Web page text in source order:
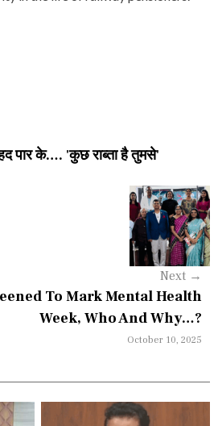
पार के…. 'कुछ राब्ता है तुमसे'
Next →
To Mark Mental Health
Week, Who And Why…?
October 10, 2025